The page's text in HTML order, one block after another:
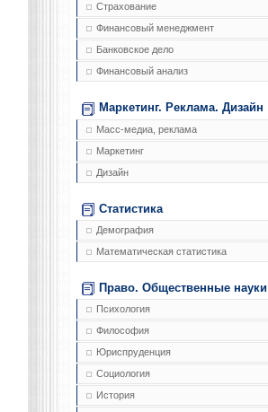
Страхование
Финансовый менеджмент
Банковское дело
Финансовый анализ
Маркетинг. Реклама. Дизайн
Масс-медиа, реклама
Маркетинг
Дизайн
Статистика
Демография
Математическая статистика
Право. Общественные науки
Психология
Философия
Юриспруденция
Социология
История